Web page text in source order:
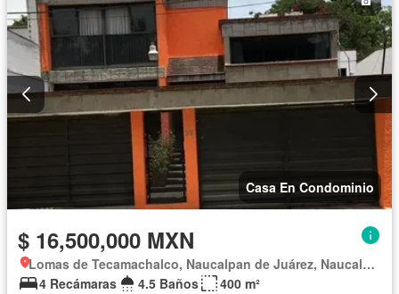
Casa En Condominio
$ 16,500,000 MXN
Lomas de Tecamachalco, Naucalpan de Juárez, Naucalpan de Juárez
4 Recámaras
4.5 Baños
400 m²